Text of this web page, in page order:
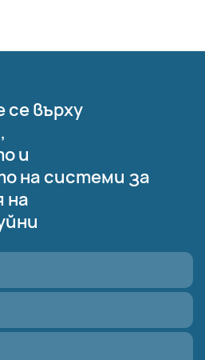
върху
и
на системи за
на